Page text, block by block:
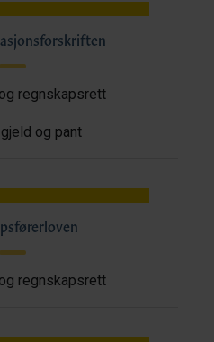
regnskapsrett
og pant
regnskapsrett